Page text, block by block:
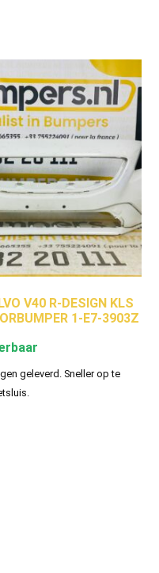
V40 R-DESIGN KLS
1-E7-3903Z
geleverd. Sneller op te